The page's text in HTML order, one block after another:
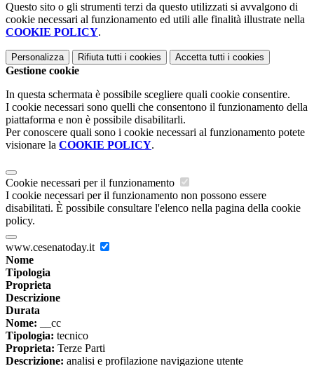
Questo sito o gli strumenti terzi da questo utilizzati si avvalgono di
cookie necessari al funzionamento ed utili alle finalità illustrate nella
COOKIE POLICY.
Personalizza Rifiuta tutti i cookies Accetta tutti i cookies
Gestione cookie
In questa schermata è possibile scegliere quali cookie consentire.
I cookie necessari sono quelli che consentono il funzionamento della
piattaforma e non è possibile disabilitarli.
Per conoscere quali sono i cookie necessari al funzionamento potete
visionare la COOKIE POLICY.
Cookie necessari per il funzionamento
I cookie necessari per il funzionamento non possono essere
disabilitati. È possibile consultare l'elenco nella pagina della cookie
policy.
www.cesenatoday.it
Nome
Tipologia
Proprieta
Descrizione
Durata
Nome: __cc
Tipologia: tecnico
Proprieta: Terze Parti
Descrizione: analisi e profilazione navigazione utente